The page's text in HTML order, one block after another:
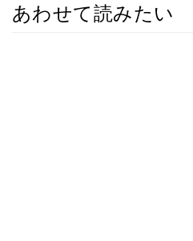
あわせて読みたい